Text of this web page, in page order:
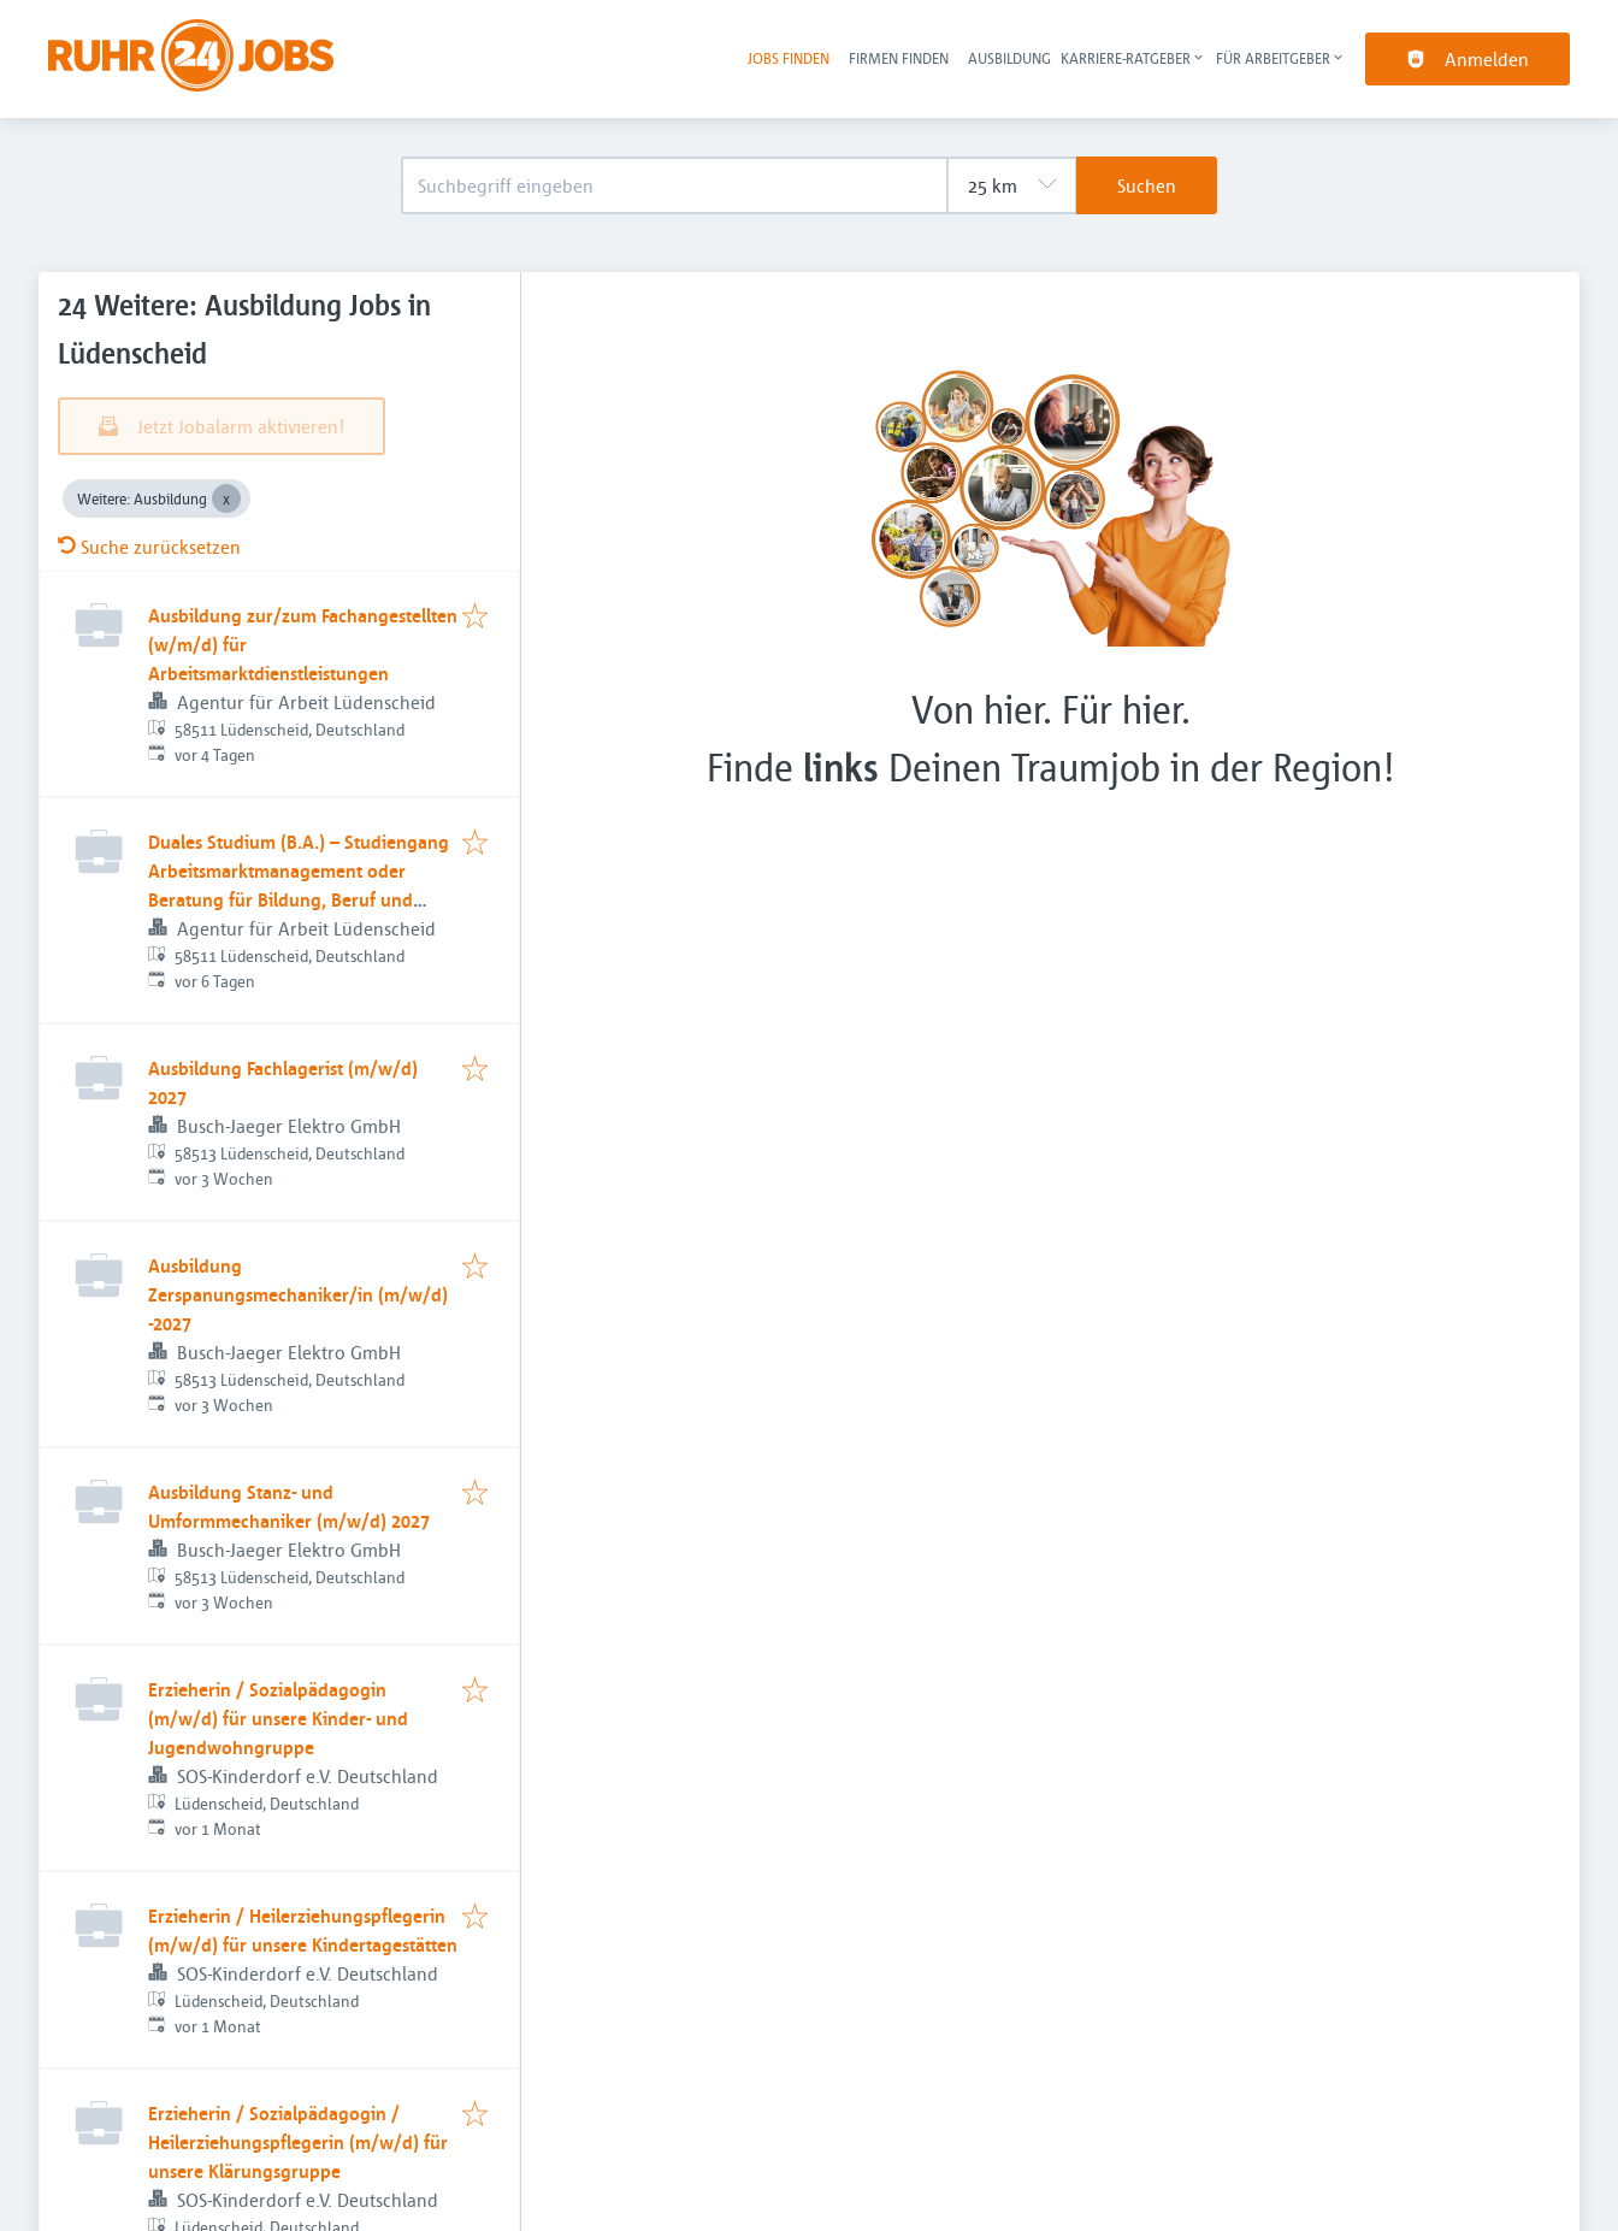
Haupt-Navigation
JOBS FINDEN FIRMEN FINDEN AUSBILDUNG KARRIERE-RATGEBER FÜR ARBEITGEBER Anmelden
Suchen
24 Weitere: Ausbildung Jobs in
Lüdenscheid
Jetzt Jobalarm aktivieren!
Weitere: Ausbildung
Suche zurücksetzen
Ausbildung zur/zum Fachangestellten
(w/m/d) für
Arbeitsmarktdienstleistungen
Agentur für Arbeit Lüdenscheid
58511 Lüdenscheid, Deutschland
Veröffentlicht:
vor 4 Tagen
Duales Studium (B.A.) – Studiengang
Arbeitsmarktmanagement oder
Beratung für Bildung, Beruf und
Beschäftigung
Agentur für Arbeit Lüdenscheid
58511 Lüdenscheid, Deutschland
Veröffentlicht:
vor 6 Tagen
Ausbildung Fachlagerist (m/w/d)
2027
Busch-Jaeger Elektro GmbH
58513 Lüdenscheid, Deutschland
Veröffentlicht:
vor 3 Wochen
Ausbildung
Zerspanungsmechaniker/in (m/w/d)
-2027
Busch-Jaeger Elektro GmbH
58513 Lüdenscheid, Deutschland
Veröffentlicht:
vor 3 Wochen
Ausbildung Stanz- und
Umformmechaniker (m/w/d) 2027
Busch-Jaeger Elektro GmbH
58513 Lüdenscheid, Deutschland
Veröffentlicht:
vor 3 Wochen
Erzieherin / Sozialpädagogin
(m/w/d) für unsere Kinder- und
Jugendwohngruppe
SOS-Kinderdorf e.V. Deutschland
Lüdenscheid, Deutschland
Veröffentlicht:
vor 1 Monat
Erzieherin / Heilerziehungspflegerin
(m/w/d) für unsere Kindertagestätten
SOS-Kinderdorf e.V. Deutschland
Lüdenscheid, Deutschland
Veröffentlicht:
vor 1 Monat
Erzieherin / Sozialpädagogin /
Heilerziehungspflegerin (m/w/d) für
unsere Klärungsgruppe
SOS-Kinderdorf e.V. Deutschland
Lüdenscheid, Deutschland
Von hier. Für hier.
Finde links Deinen Traumjob in der Region!